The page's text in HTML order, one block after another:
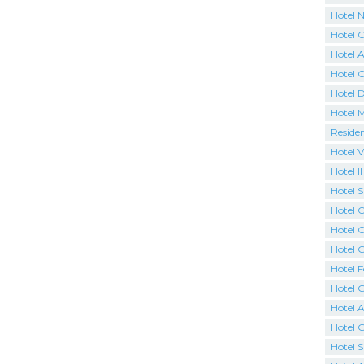
Hotel
Hotel
Hotel
Hotel
Hotel
Hotel
Hotel
Hotel
Hotel
Hotel
Hotel
Hotel
Hotel
Hotel
Hotel
Hotel
Hotel